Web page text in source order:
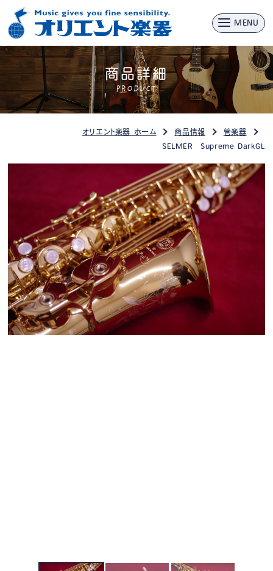
MENU
商品詳細
PRODUCT
オリエント楽器 ホーム 商品情報
管楽器
SELMER Supreme DarkGL